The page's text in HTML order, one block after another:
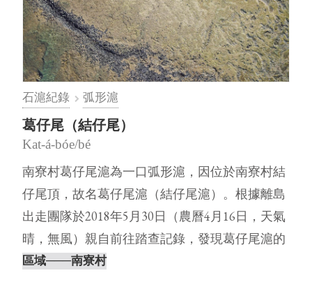
石滬紀錄 弧形滬
葛仔尾（結仔尾）
Kat-á-bóe/bé
南寮村葛仔尾滬為一口弧形滬，因位於南寮村結
仔尾頂，故名葛仔尾滬（結仔尾滬）。根據離島
出走團隊於2018年5月30日（農曆4月16日，天氣
晴，無風）親自前往踏查記錄，發現葛仔尾滬的
滬體幾近崩塌，僅勉強看⋯
區域───南寮村